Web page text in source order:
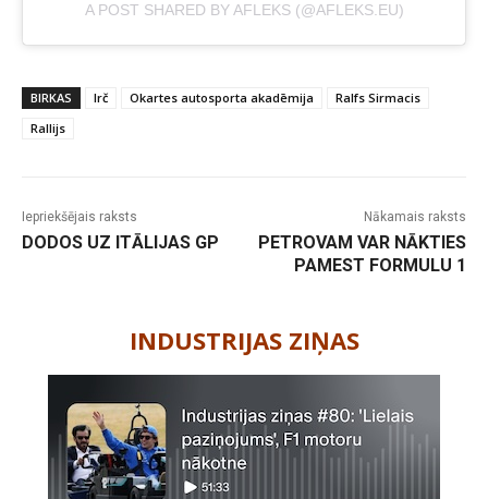
A POST SHARED BY AFLEKS (@AFLEKS.EU)
BIRKAS lrč Okartes autosporta akadēmija
Ralfs Sirmacis
Rallijs
Iepriekšējais raksts
DODOS UZ ITĀLIJAS GP
Nākamais raksts
PETROVAM VAR NĀKTIES
PAMEST FORMULU 1
INDUSTRIJAS ZIŅAS